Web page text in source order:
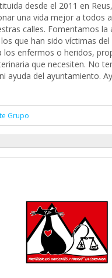
desde el 2011 en
una vida mejor a todos
calles. Fomentamos la
que han sido víctimas
los enfermos o heridos,
que necesiten. No
ayuda del ayuntamiento.
Grupo